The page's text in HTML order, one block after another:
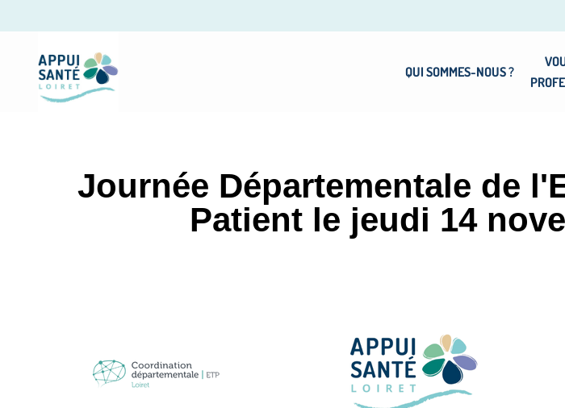
QUI SOMMES-NOUS ?
Journée Départementale de
Patient le jeudi 14